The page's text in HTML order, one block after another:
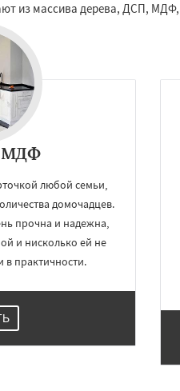
из массива дерева, ДСП,
МДФ
любой семьи,
домочадцев.
прочна и надежна,
и нисколько ей не
в практичности.